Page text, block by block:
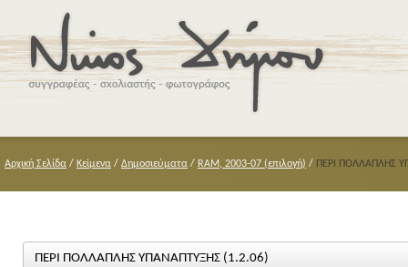
Αρχική Σελίδα / Κείμενα / Δημοσιεύματα / RAM, 2003-07 (επιλογή) / ΠΕΡΙ ΠΟΛΛΑΠΛΗΣ
ΠΕΡΙ ΠΟΛΛΑΠΛΗΣ ΥΠΑΝΑΠΤΥΞΗΣ (1.2.06)